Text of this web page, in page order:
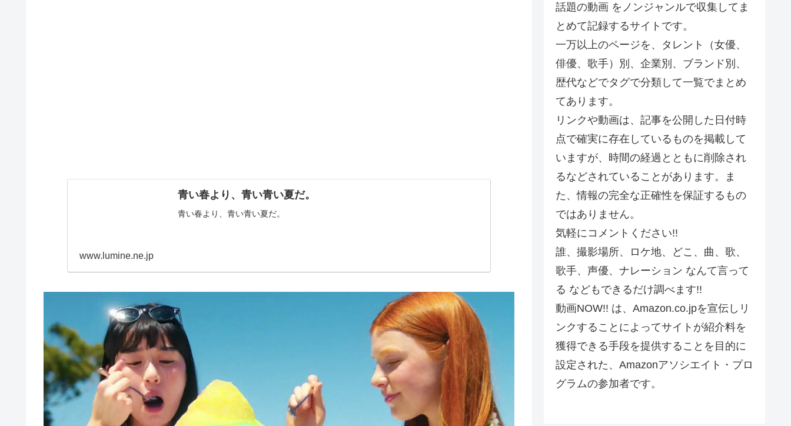
青い春より、青い青い夏だ。
青い春より、青い青い夏だ。
www.lumine.ne.jp
話題の動画 をノンジャンルで収集してま
とめて記録するサイトです。
一万以上のページを、タレント（女優、
俳優、歌手）別、企業別、ブランド別、
歴代などでタグで分類して一覧でまとめ
てあります。
リンクや動画は、記事を公開した日付時
点で確実に存在しているものを掲載して
いますが、時間の経過とともに削除され
るなどされていることがあります。ま
た、情報の完全な正確性を保証するもの
ではありません。
気軽にコメントください!!
誰、撮影場所、ロケ地、どこ、曲、歌、
歌手、声優、ナレーション なんて言って
る などもできるだけ調べます!!
動画NOW!! は、Amazon.co.jpを宣伝しリ
ンクすることによってサイトが紹介料を
獲得できる手段を提供することを目的に
設定された、Amazonアソシエイト・プロ
グラムの参加者です。